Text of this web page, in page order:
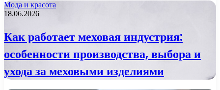
Мода и красота
18.06.2026
Как работает меховая индустрия:
особенности производства, выбора и
ухода за меховыми изделиями